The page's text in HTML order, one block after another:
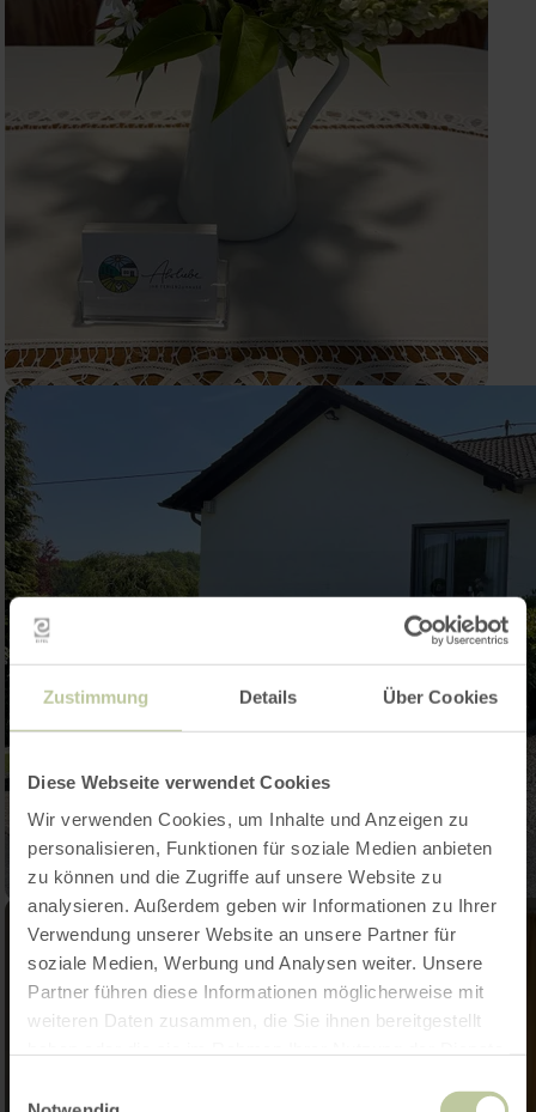
Zustimmung Details Über Cookies
Diese Webseite verwendet Cookies
Wir verwenden Cookies, um Inhalte und Anzeigen zu
personalisieren, Funktionen für soziale Medien anbieten
zu können und die Zugriffe auf unsere Website zu
analysieren. Außerdem geben wir Informationen zu Ihrer
Verwendung unserer Website an unsere Partner für
soziale Medien, Werbung und Analysen weiter. Unsere
Partner führen diese Informationen möglicherweise mit
weiteren Daten zusammen, die Sie ihnen bereitgestellt